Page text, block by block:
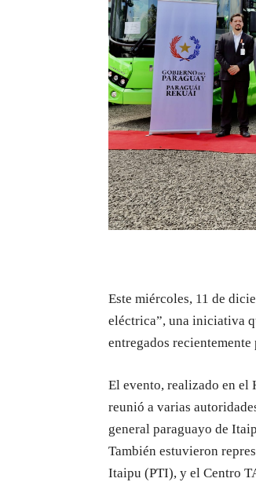
Este miércoles, 11 de
eléctrica”, una iniciativa
entregados recientemente
El evento, realizado en el
reunió a varias
general paraguayo de
También estuvieron
Itaipu (PTI), y el Centro